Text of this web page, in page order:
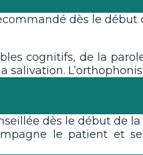
dès le début
cognitifs, de la
salivation.
dès le début de
le patient et